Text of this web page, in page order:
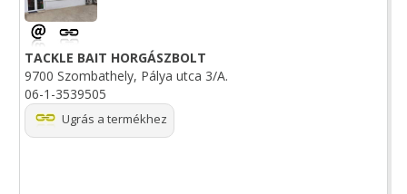
TACKLE BAIT HORGÁSZBOLT
9700 Szombathely, Pálya utca 3/A.
06-1-3539505
Ugrás a termékhez